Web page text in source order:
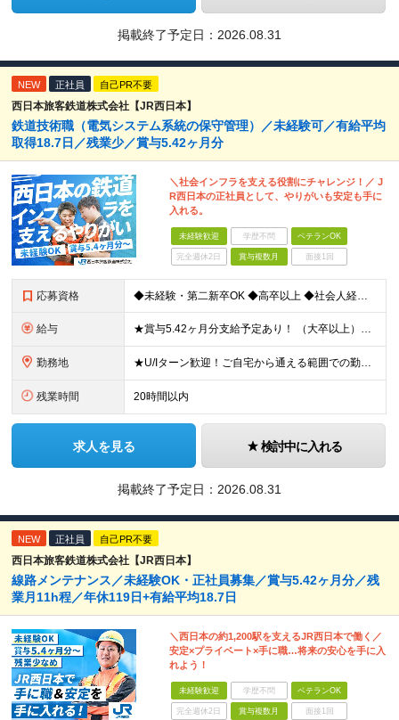
掲載終了予定日： 2026.08.31
NEW 正社員 自己PR不要
西日本旅客鉄道株式会社【JR西日本】
鉄道技術職（電気システム系統の保守管理）／未経験可／有給平均
取得18.7日／残業少／賞与5.42ヶ月分
＼社会インフラを支える役割にチャレンジ！／ J
R西日本の正社員として、やりがいも安定も手に
入れる。
未経験歓迎 学歴不問 ベテランOK
完全週休2日 賞与複数月 面接1回
応募資格 ◆未経験・第二新卒OK ◆高卒以上 ◆社会人経験（就労経験）がある方 └業界・ポジション・年数不問 〈20～30代の社員が多数活躍中！〉 若手からベテランまで、さまざまな方が在籍。 前職経験を活かし
給与 ★賞与5.42ヶ月分支給予定あり！ （大卒以上）月給24万1,692円～39万5,780円＋各種手当＋賞与2回 （高卒以上）月給22万2,662円～39万5,780円＋各種手当＋賞与2回 ※上記は
勤務地 ★U/Iターン歓迎！ご自宅から通える範囲での勤務となります ★JR西日本本社（大阪市北区）または、当社事業エリア内（北陸から北九州まで）の各支社で勤務 ※関西に本社あり※ 〈近畿エリア〉 三重県（
残業時間 20時間以内
求人を見る 検討中に入れる
掲載終了予定日： 2026.08.31
NEW 正社員 自己PR不要
西日本旅客鉄道株式会社【JR西日本】
線路メンテナンス／未経験OK・正社員募集／賞与5.42ヶ月分／残
業月11h程／年休119日+有給平均18.7日
＼西日本の約1,200駅を支えるJR西日本で働く／
安定×プライベート×手に職…将来の安心を手に入
れよう！
未経験歓迎 学歴不問 ベテランOK
完全週休2日 賞与複数月 面接1回